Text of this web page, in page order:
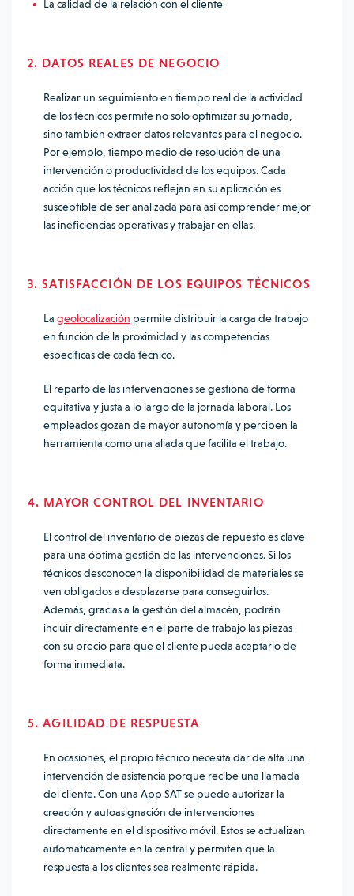
La calidad de la relación con el cliente
2. DATOS REALES DE NEGOCIO
Realizar un seguimiento en tiempo real de la actividad
de los técnicos permite no solo optimizar su jornada,
sino también extraer datos relevantes para el negocio.
Por ejemplo, tiempo medio de resolución de una
intervención o productividad de los equipos. Cada
acción que los técnicos reflejan en su aplicación es
susceptible de ser analizada para así comprender mejor
las ineficiencias operativas y trabajar en ellas.
3. SATISFACCIÓN DE LOS EQUIPOS TÉCNICOS
La geolocalización permite distribuir la carga de trabajo
en función de la proximidad y las competencias
específicas de cada técnico.
El reparto de las intervenciones se gestiona de forma
equitativa y justa a lo largo de la jornada laboral. Los
empleados gozan de mayor autonomía y perciben la
herramienta como una aliada que facilita el trabajo.
4. MAYOR CONTROL DEL INVENTARIO
El control del inventario de piezas de repuesto es clave
para una óptima gestión de las intervenciones. Si los
técnicos desconocen la disponibilidad de materiales se
ven obligados a desplazarse para conseguirlos.
Además, gracias a la gestión del almacén, podrán
incluir directamente en el parte de trabajo las piezas
con su precio para que el cliente pueda aceptarlo de
forma inmediata.
5. AGILIDAD DE RESPUESTA
En ocasiones, el propio técnico necesita dar de alta una
intervención de asistencia porque recibe una llamada
del cliente. Con una App SAT se puede autorizar la
creación y autoasignación de intervenciones
directamente en el dispositivo móvil. Estos se actualizan
automáticamente en la central y permiten que la
respuesta a los clientes sea realmente rápida.